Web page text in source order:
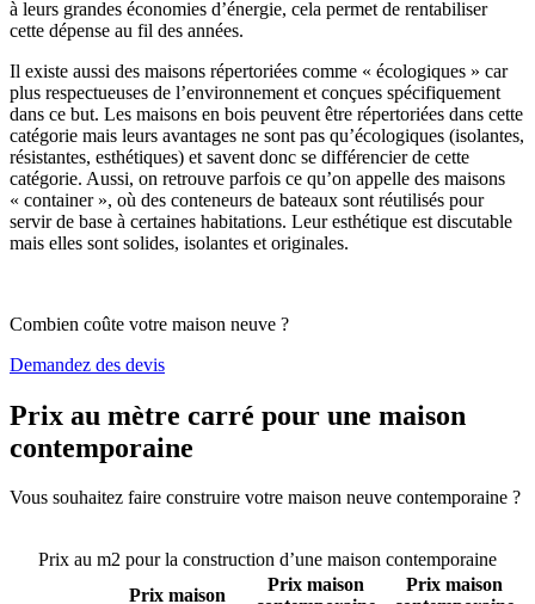
à leurs grandes économies d’énergie, cela permet de rentabiliser
cette dépense au fil des années.
Il existe aussi des maisons répertoriées comme « écologiques » car
plus respectueuses de l’environnement et conçues spécifiquement
dans ce but. Les maisons en bois peuvent être répertoriées dans cette
catégorie mais leurs avantages ne sont pas qu’écologiques (isolantes,
résistantes, esthétiques) et savent donc se différencier de cette
catégorie. Aussi, on retrouve parfois ce qu’on appelle des maisons
« container », où des conteneurs de bateaux sont réutilisés pour
servir de base à certaines habitations. Leur esthétique est discutable
mais elles sont solides, isolantes et originales.
Combien coûte votre maison neuve ?
Demandez des devis
Prix au mètre carré pour une maison
contemporaine
Vous souhaitez faire construire votre maison neuve contemporaine ?
Prix au m2 pour la construction d’une maison contemporaine
Prix maison
Prix maison
Prix maison